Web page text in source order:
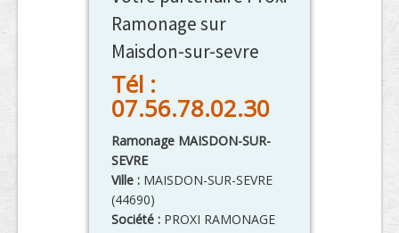
Ramonage sur
Maisdon-sur-sevre
Tél :
07.56.78.02.30
Ramonage MAISDON-SUR-
SEVRE
Ville : MAISDON-SUR-SEVRE
(44690)
Société : PROXI RAMONAGE